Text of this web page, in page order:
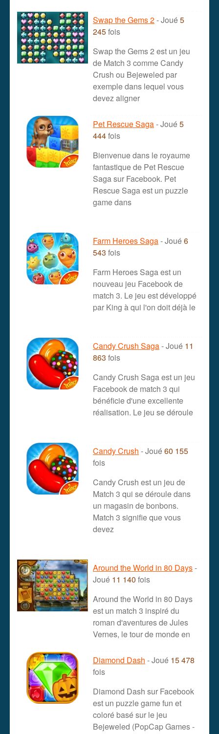
Swap the Gems 2- Joué5
245fois
Swap the Gems 2 est un jeu
de Match 3 comme Candy
Crush ou Bejeweled par
exemple dans lequel vous
devez aligner
Pet Rescue Saga- Joué5
444fois
Bienvenue dans le royaume
fantastique de Pet Rescue
Saga sur Facebook. Pet
Rescue Saga est un puzzle
game dans
Farm Heroes Saga- Joué6
543 fois
Farm Heroes Saga est un
nouveau jeu Facebook de
match 3. Le jeu est développé
par King à qui l'on doit déjà le
Candy Crush Saga- Joué 11
863 fois
Candy Crush Saga est un jeu
Facebook de match 3 qui
bénéficie d'une excellente
réalisation. Le jeu se déroule
Candy Crush - Joué60 155
fois
Candy Crush est un jeu de
Match 3 qui se déroule dans
un magasin de bonbons.
Match 3 signifie que vous
devez
Around the World in 80 Days-
Joué 11 140 fois
Around the World in 80 Days
est un match 3 inspiré du
roman d'aventures de Jules
Vernes, le tour de monde en
Diamond Dash - Joué 15 478
fois
Diamond Dash sur Facebook
est un puzzle game fun et
coloré basé sur le jeu
Bejeweled (PopCap Games -